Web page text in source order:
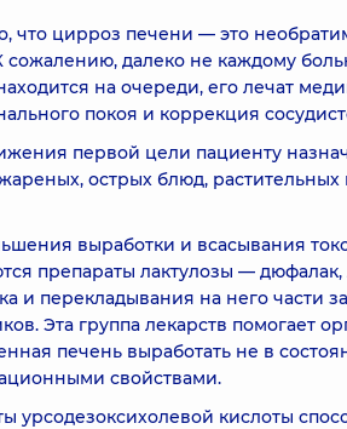
что цирроз печени — это
сожалению, далеко не каждому
на очереди, его лечат
покоя и коррекция
первой цели пациенту
острых блюд, растительных
выработки и всасывания
препараты лактулозы —
и перекладывания на него части
Эта группа лекарств помогает
печень выработать не в
свойствами.
урсодезоксихолевой кислоты